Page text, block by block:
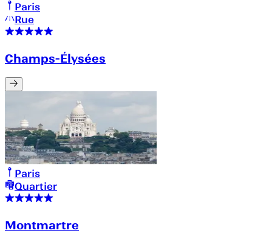
Paris
Rue
Champs-Élysées
Paris
Quartier
Montmartre